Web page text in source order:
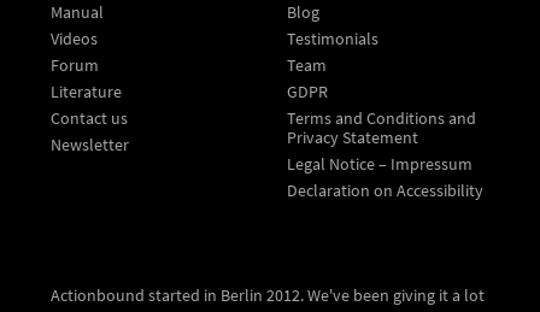
Manual
Videos
Forum
Literature
Contact us
Newsletter
Blog
Testimonials
Team
GDPR
Terms and Conditions and
Privacy Statement
Legal Notice – Impressum
Declaration on Accessibility
Actionbound started in Berlin 2012. We've been giving it a lot